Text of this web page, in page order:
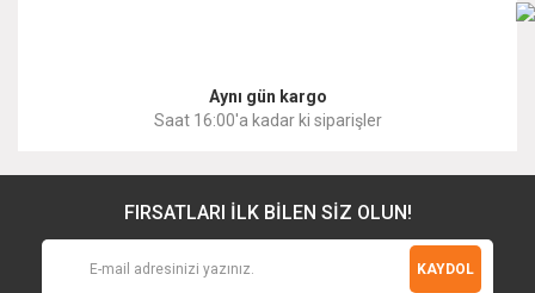
Aynı gün kargo
Saat 16:00'a kadar ki siparişler
FIRSATLARI İLK BİLEN SİZ OLUN!
KAYDOL